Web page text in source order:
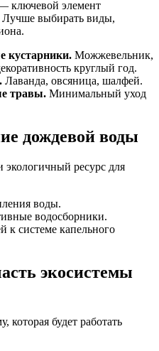
ключевой элемент
Лучше выбирать виды,
кустарники. Можжевельник,
круглый год.
Лаванда, овсяница, шалфей.
травы. Минимальный уход
дождевой воды
ресурс для
воды.
водосборники.
к системе капельного
экосистемы
которая будет работать